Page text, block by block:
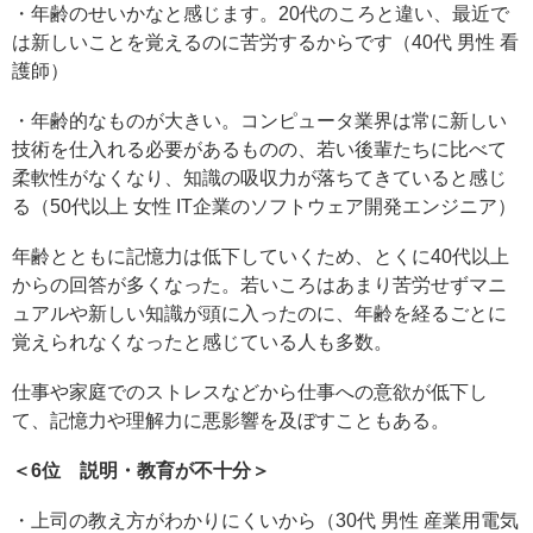
・年齢のせいかなと感じます。20代のころと違い、最近で
は新しいことを覚えるのに苦労するからです（40代 男性 看
護師）
・年齢的なものが大きい。コンピュータ業界は常に新しい
技術を仕入れる必要があるものの、若い後輩たちに比べて
柔軟性がなくなり、知識の吸収力が落ちてきていると感じ
る（50代以上 女性 IT企業のソフトウェア開発エンジニア）
年齢とともに記憶力は低下していくため、とくに40代以上
からの回答が多くなった。若いころはあまり苦労せずマニ
ュアルや新しい知識が頭に入ったのに、年齢を経るごとに
覚えられなくなったと感じている人も多数。
仕事や家庭でのストレスなどから仕事への意欲が低下し
て、記憶力や理解力に悪影響を及ぼすこともある。
＜6位 説明・教育が不十分＞
・上司の教え方がわかりにくいから（30代 男性 産業用電気